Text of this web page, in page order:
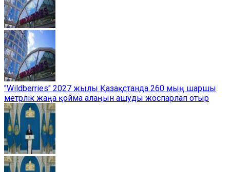
"Wildberries" 2027 жылы Қазақстанда 260 мың шаршы
метрлік жаңа қойма алаңын ашуды жоспарлап отыр